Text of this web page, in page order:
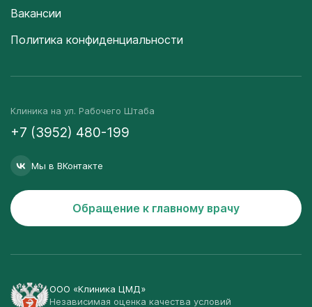
Вакансии
Политика конфиденциальности
Клиника на ул. Рабочего Штаба
+7 (3952) 480-199
Мы в ВКонтакте
Обращение к главному врачу
ООО «Клиника ЦМД»
Независимая оценка качества условий